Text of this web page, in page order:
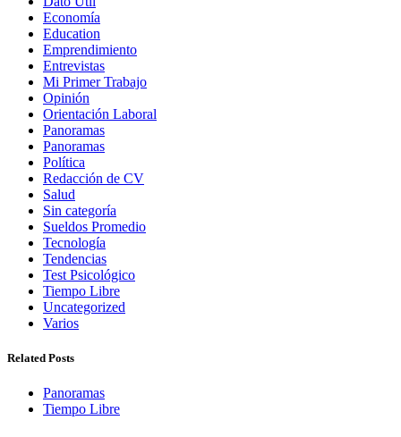
Economía
Education
Emprendimiento
Entrevistas
Mi Primer Trabajo
Opinión
Orientación Laboral
Panoramas
Panoramas
Política
Redacción de CV
Salud
Sin categoría
Sueldos Promedio
Tecnología
Tendencias
Test Psicológico
Tiempo Libre
Uncategorized
Varios
Related Posts
Panoramas
Tiempo Libre